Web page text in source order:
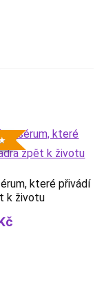
které přivádí
k životu